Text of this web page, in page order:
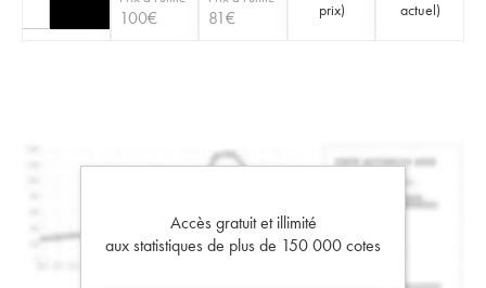
100€ 81€
prix)
actuel)
Accès gratuit et illimité
aux statistiques de plus de 150 000 cotes